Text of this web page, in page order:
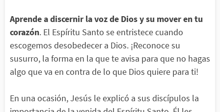
Aprende a discernir la voz de Dios y su mover en tu
corazón. El Espíritu Santo se entristece cuando
escogemos desobedecer a Dios. ¡Reconoce su
susurro, la forma en la que te avisa para que no hagas
algo que va en contra de lo que Dios quiere para ti!
En una ocasión, Jesús le explicó a sus discípulos la